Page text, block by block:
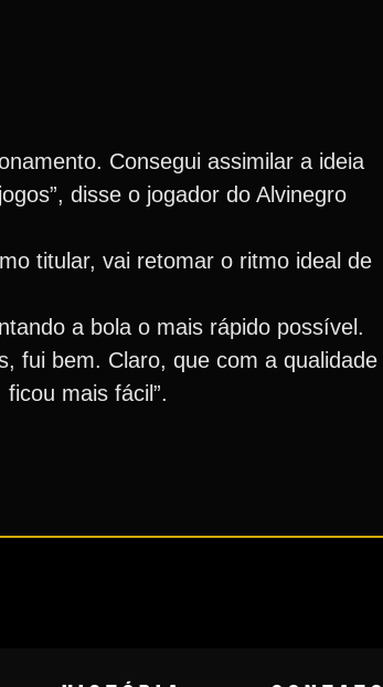
Consegui assimilar a ideia
disse o jogador do Alvinegro
titular, vai retomar o ritmo ideal de
a bola o mais rápido possível.
fui bem. Claro, que com a qualidade
mais fácil”.